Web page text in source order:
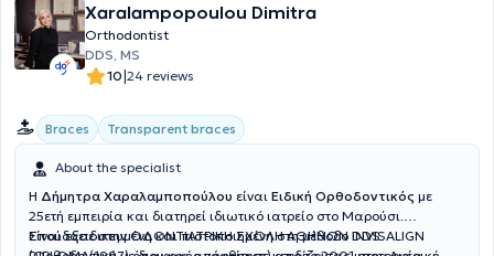
Xaralampopoulou Dimitra
Orthodontist
DDS, MS
10|24 reviews
Braces Transparent braces
About the specialist
Η Δήμητρα Χαραλαμποπούλου είναι Ειδική Ορθοδοντικός με
25ετή εμπειρία και διατηρεί ιδιωτικό ιατρείο στο Μαρούσι.
Σπούδασε στην ΟΔΟΝΤΙΑΤΡΙΚΗ ΣΧΟΛΗ ΑΘΗΝΩΝ DDS
Είναι εξειδικευμένη και πιστοποιημένη στη μέθοδο INVISALIGN